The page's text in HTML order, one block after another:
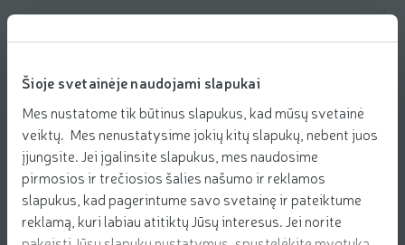
Šioje svetainėje naudojami slapukai
Mes nustatome tik būtinus slapukus, kad mūsų svetainė
veiktų. Mes nenustatysime jokių kitų slapukų, nebent juos
įjungsite. Jei įgalinsite slapukus, mes naudosime
pirmosios ir trečiosios šalies našumo ir reklamos
slapukus, kad pagerintume savo svetainę ir pateiktume
reklamą, kuri labiau atitiktų Jūsų interesus. Jei norite